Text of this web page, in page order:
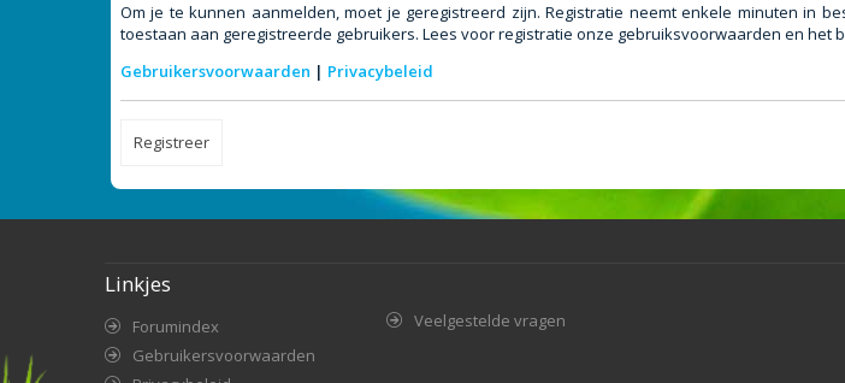
Om je te kunnen aanmelden, moet je geregistreerd zijn. Registratie neemt enkele minuten in
toestaan aan geregistreerde gebruikers. Lees voor registratie onze gebruiksvoorwaarden en het
Gebruikersvoorwaarden | Privacybeleid
Registreer
Linkjes
Forumindex
Gebruikersvoorwaarden
Veelgestelde vragen